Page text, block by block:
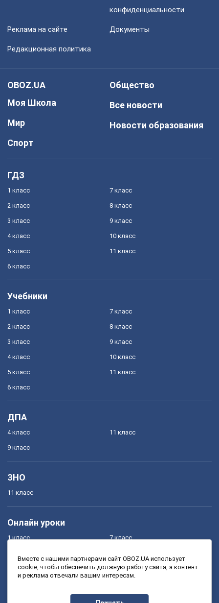
конфиденциальности
Реклама на сайте Документы
Редакционная политика
OBOZ.UA
Моя Школа
Мир
Спорт
Общество
Все новости
Новости образования
ГДЗ
1 класс
2 класс
3 класс
4 класс
5 класс
6 класс
7 класс
8 класс
9 класс
10 класс
11 класс
Учебники
1 класс
2 класс
3 класс
4 класс
5 класс
6 класс
7 класс
8 класс
9 класс
10 класс
11 класс
ДПА
4 класс
9 класс
11 класс
ЗНО
11 класс
Онлайн уроки
1 класс
3 класс
7 класс
9 класс
Вместе с нашими партнерами сайт OBOZ.UA использует
cookie, чтобы обеспечить должную работу сайта, а контент
и реклама отвечали вашим интересам.